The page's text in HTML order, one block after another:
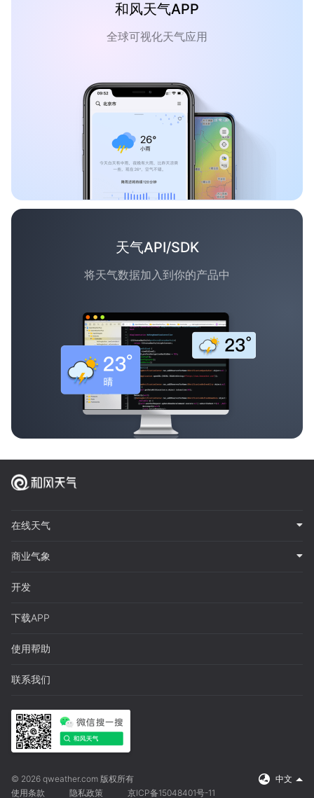
和风天气APP
全球可视化天气应用
天气API/SDK
将天气数据加入到你的产品中
在线天气
商业气象
开发
下载APP
使用帮助
联系我们
© 2026 qweather.com 版权所有
中文
使用条款
隐私政策 京ICP备15048401号-11